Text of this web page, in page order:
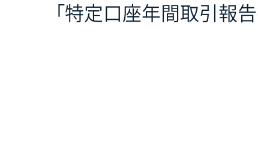
「特定口座年間取引報